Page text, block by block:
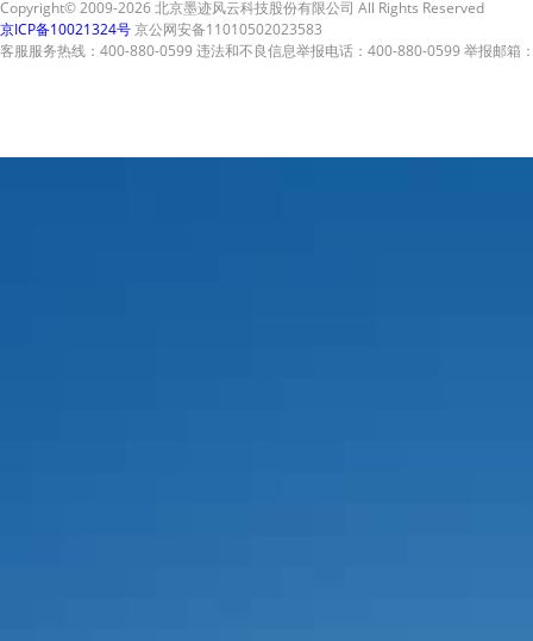
Copyright© 2009-2026 北京墨迹风云科技股份有限公司 All Rights Reserved
京ICP备10021324号京公网安备11010502023583
客服服务热线：400-880-0599 违法和不良信息举报电话：400-880-0599 举报邮箱